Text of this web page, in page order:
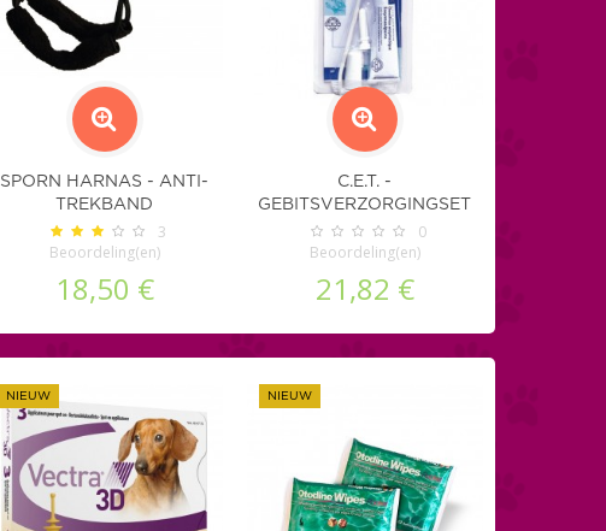
SPORN HARNAS - ANTI-
TREKBAND
3
Beoordeling(en)
18,50 €
C.E.T. -
GEBITSVERZORGINGSET
0
Beoordeling(en)
21,82 €
NIEUW NIEUW